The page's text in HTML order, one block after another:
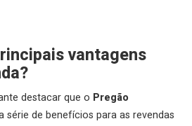
vantagens
destacar que o Pregão
série de benefícios para as revendas